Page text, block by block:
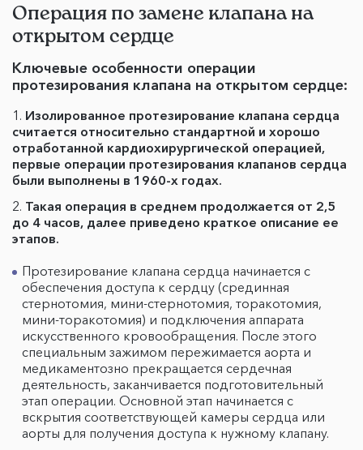
Операция по замене клапана на
открытом сердце
Ключевые особенности операции
протезирования клапана на открытом сердце:
Изолированное протезирование клапана сердца
считается относительно стандартной и хорошо
отработанной кардиохирургической операцией,
первые операции протезирования клапанов сердца
были выполнены в 1960-х годах.
Такая операция в среднем продолжается от 2,5
до 4 часов, далее приведено краткое описание ее
этапов.
Протезирование клапана сердца начинается с
обеспечения доступа к сердцу (срединная
стернотомия, мини-стернотомия, торакотомия,
мини-торакотомия) и подключения аппарата
искусственного кровообращения. После этого
специальным зажимом пережимается аорта и
медикаментозно прекращается сердечная
деятельность, заканчивается подготовительный
этап операции. Основной этап начинается с
вскрытия соответствующей камеры сердца или
аорты для получения доступа к нужному клапану.